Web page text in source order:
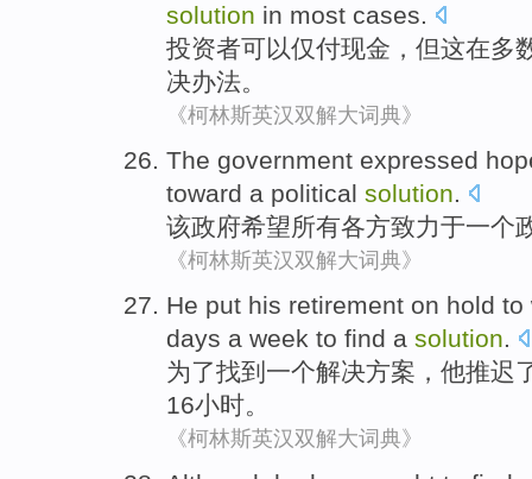
solution in most cases.
投资者可以仅付现金 ， 但这在多
决办法。
《柯林斯英汉双解大词典》
The government expressed
toward a political solution.
该政府希望所有各方致力于一个
《柯林斯英汉双解大词典》
He put his retirement on hold to
days a week to find a solution.
为了找到 一个解决方案， 他推迟
16小时。
《柯林斯英汉双解大词典》